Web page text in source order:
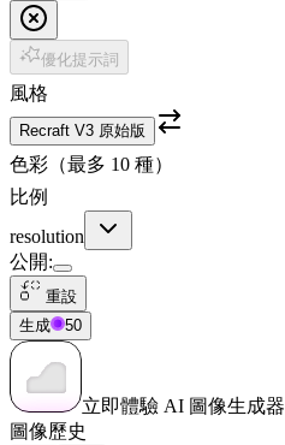
優化提示詞
風格
Recraft V3 原始版
色彩（最多 10 種）
比例
resolution
公開:
重設
生成
50
立即體驗 AI 圖像生成器
圖像歷史